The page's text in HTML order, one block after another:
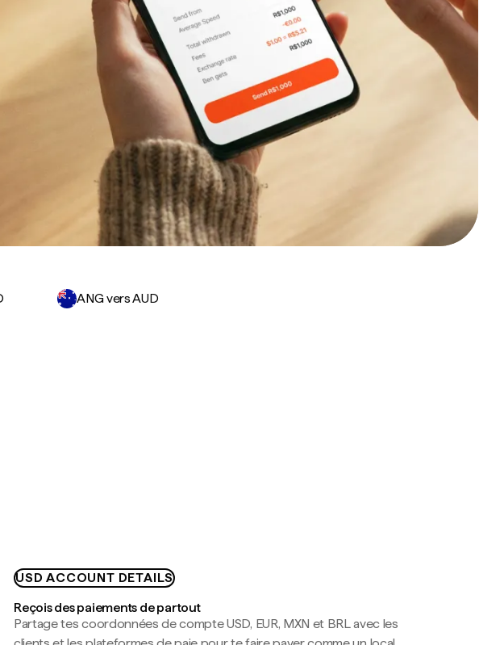
ANG vers AUD
USD ACCOUNT DETAILS
Reçois des paiements de partout
Partage tes coordonnées de compte USD, EUR, MXN et BRL avec les